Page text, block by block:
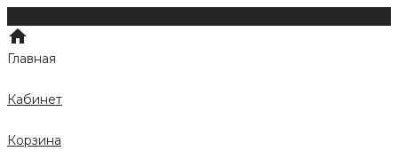
Главная
Кабинет
Корзина